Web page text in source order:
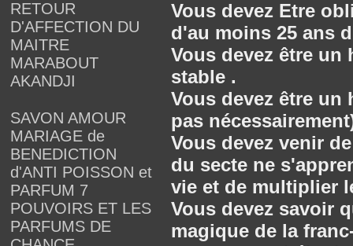
RETOUR
D'AFFECTION DU
MAITRE
MARABOUT
AKANDJI
SAVON AMOUR
MARIAGE de
BENEDICTION
d'ANTI POISSON et
PARFUM 7
POUVOIRS ET LES
PARFUMS DE
Vous devez Etre
d'au moins 25 ans
Vous devez être un
stable .
Vous devez être un
pas
Vous devez venir
du secte ne
vie et de multiplier
Vous devez savoir
magique de la